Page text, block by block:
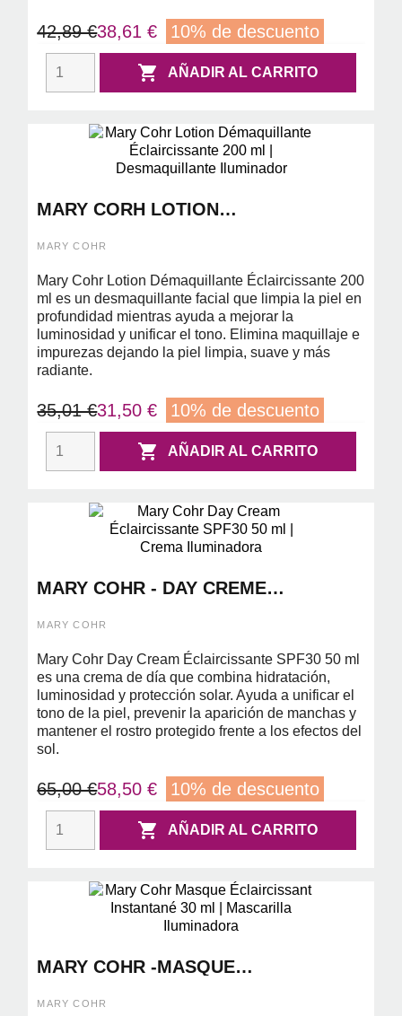
42,89 €38,61 € 10% de descuento
 AÑADIR AL CARRITO
MARY CORH LOTION
200ML(DESMAQUILLANTE
MARY COHR
Mary Cohr Lotion Démaquillante Éclaircissante 200
ml es un desmaquillante facial que limpia la piel en
profundidad mientras ayuda a mejorar la
luminosidad y unificar el tono. Elimina maquillaje e
impurezas dejando la piel limpia, suave y más
radiante.
35,01 €31,50 € 10% de descuento
 AÑADIR AL CARRITO
MARY COHR - DAY CREME
MARY COHR
Mary Cohr Day Cream Éclaircissante SPF30 50 ml
es una crema de día que combina hidratación,
luminosidad y protección solar. Ayuda a unificar el
tono de la piel, prevenir la aparición de manchas y
mantener el rostro protegido frente a los efectos del
sol.
65,00 €58,50 € 10% de descuento
 AÑADIR AL CARRITO
MARY COHR -MASQUE
MASCARILLA ILUMINADORA )
MARY COHR